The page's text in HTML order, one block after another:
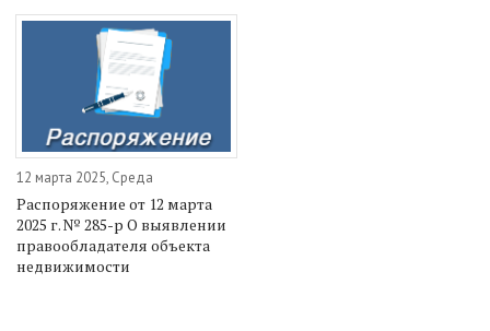
12 марта 2025, Среда
Распоряжение от 12 марта
2025 г. № 285-р О выявлении
правообладателя объекта
недвижимости